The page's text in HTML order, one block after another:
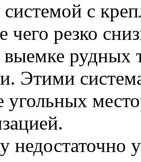
с
чего резко
рудных
Этими
угольных